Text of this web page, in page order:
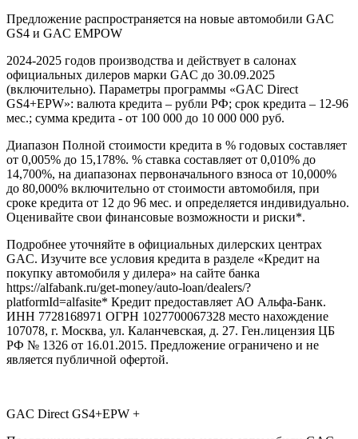
Предложение распространяется на новые автомобили GAC
GS4 и GAC EMPOW
2024-2025 годов производства и действует в салонах
официальных дилеров марки GAC до 30.09.2025
(включительно). Параметры программы «GAC Direct
GS4+EPW»: валюта кредита – рубли РФ; срок кредита – 12-96
мес.; сумма кредита - от 100 000 до 10 000 000 руб.
Диапазон Полной стоимости кредита в % годовых составляет
от 0,005% до 15,178%. % ставка составляет от 0,010% до
14,700%, на диапазонах первоначального взноса от 10,000%
до 80,000% включительно от стоимости автомобиля, при
сроке кредита от 12 до 96 мес. и определяется индивидуально.
Оценивайте свои финансовые возможности и риски*.
Подробнее уточняйте в официальных дилерских центрах
GAC. Изучите все условия кредита в разделе «Кредит на
покупку автомобиля у дилера» на сайте банка
https://alfabank.ru/get-money/auto-loan/dealers/?
platformId=alfasite* Кредит предоставляет АО Альфа-Банк.
ИНН 7728168971 ОГРН 1027700067328 место нахождение
107078, г. Москва, ул. Каланчевская, д. 27. Ген.лицензия ЦБ
РФ № 1326 от 16.01.2015. Предложение ограничено и не
является публичной офертой.
GAC Direct GS4+EPW +